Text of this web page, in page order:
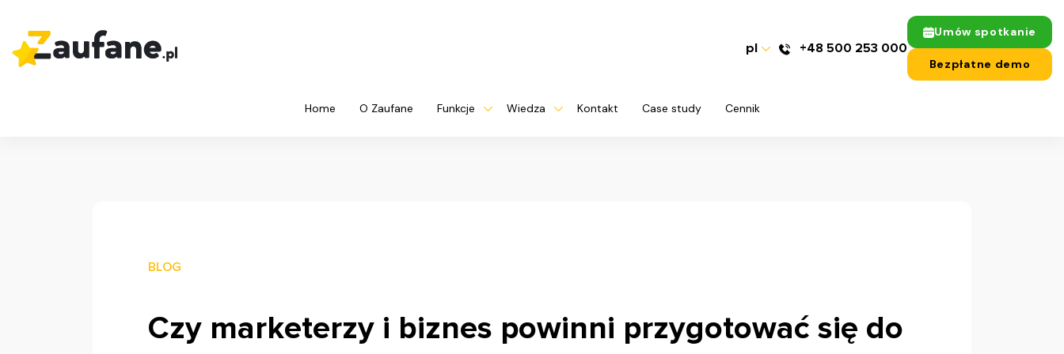
Home O Zaufane Funkcje Wiedza Kontakt Case study Cennik
pl +48 500 253 000
Umów spotkanie
Bezpłatne demo
BLOG
Czy marketerzy i biznes powinni przygotować się do